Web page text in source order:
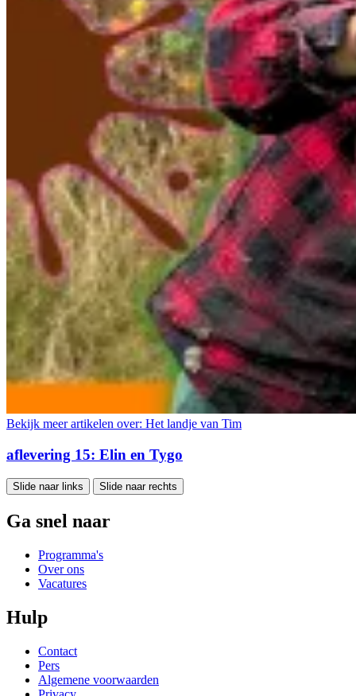
Bekijk meer artikelen over: Het landje van Tim
aflevering 15: Elin en Tygo
Slide naar links Slide naar rechts
Ga snel naar
Programma's
Over ons
Vacatures
Hulp
Contact
Pers
Algemene voorwaarden